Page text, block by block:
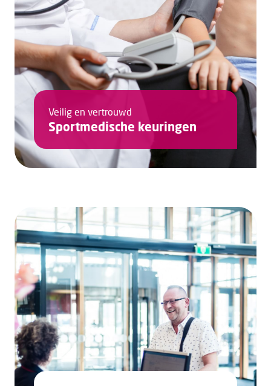
Veilig en vertrouwd
Sportmedische keuringen